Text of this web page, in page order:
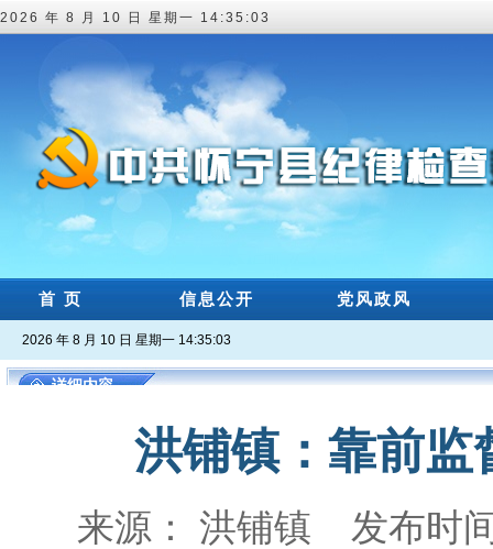
2026 年 8 月 10 日 星期一 14:35:04
首 页 信息公开 党风政风
2026 年 8 月 10 日 星期一 14:35:04
详细内容
洪铺镇：靠前监
来源： 洪铺镇 发布时